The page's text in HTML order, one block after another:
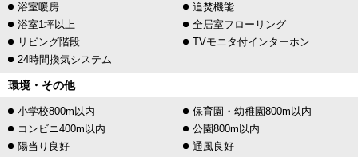
浴室暖房
追焚機能
浴室1坪以上
全居室フローリング
リビング階段
TVモニタ付インターホン
24時間換気システム
環境・その他
小学校800m以内
保育園・幼稚園800m以内
コンビニ400m以内
公園800m以内
陽当り良好
通風良好